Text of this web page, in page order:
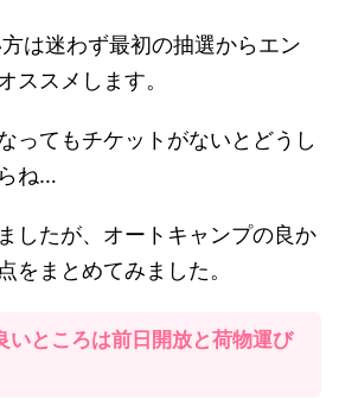
は迷わず最初の抽選からエン
ススメします。
ってもチケットがないとどうし
ね…
したが、オートキャンプの良か
をまとめてみました。
いところは前日開放と荷物運び